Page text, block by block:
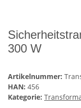
300 W
Artikelnummer:
HAN: 456
Kategorie: